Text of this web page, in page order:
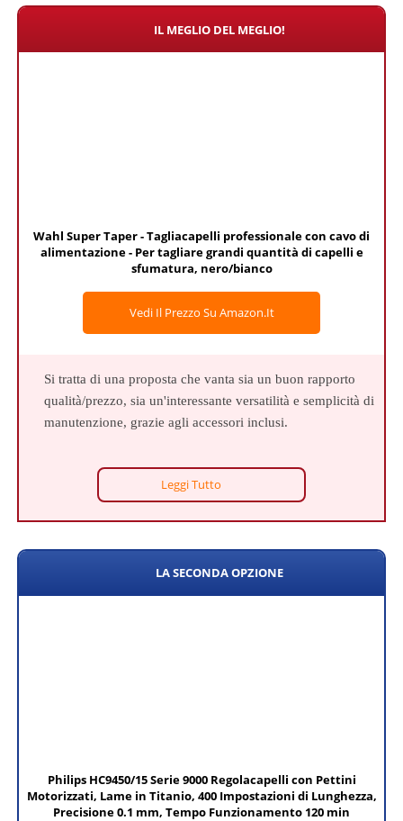
IL MEGLIO DEL MEGLIO!
Wahl Super Taper - Tagliacapelli professionale con cavo di
alimentazione - Per tagliare grandi quantità di capelli e
sfumatura, nero/bianco
Vedi Il Prezzo Su Amazon.it
Si tratta di una proposta che vanta sia un buon rapporto
qualità/prezzo, sia un'interessante versatilità e semplicità di
manutenzione, grazie agli accessori inclusi.
Leggi Tutto
LA SECONDA OPZIONE
Philips HC9450/15 Serie 9000 Regolacapelli con Pettini
Motorizzati, Lame in Titanio, 400 Impostazioni di Lunghezza,
Precisione 0.1 mm, Tempo Funzionamento 120 min